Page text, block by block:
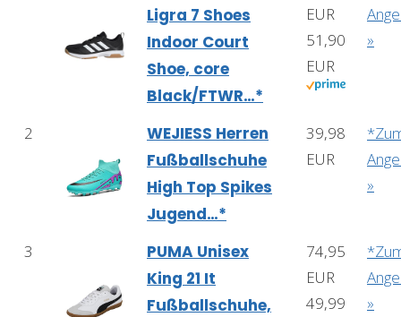
Ligra 7 Shoes
Indoor Court
Shoe, core
Black/FTWR…*
EUR
51,90
EUR
»
2
WEJIESS Herren
Fußballschuhe
High Top Spikes
Jugend…*
39,98
EUR
»
3
PUMA Unisex
King 21 It
Fußballschuhe,
74,95
EUR
49,99
»